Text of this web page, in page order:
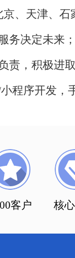
、天津、
务决定未来
责，积极进
程序开发，
客户 核